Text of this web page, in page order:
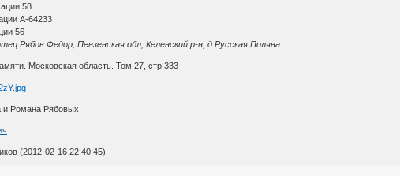
58
A-64233
56
Рябов Федор, Пензенская обл, Келенский р-н, д.Русская Поляна.
Московская область. Том 27, стр.333
Романа Рябовых
(2012-02-16 22:40:45)